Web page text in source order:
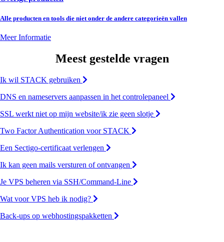
Alle producten en tools die niet onder de andere categorieën vallen
Meer Informatie
Meest gestelde vragen
Ik wil STACK gebruiken
DNS en nameservers aanpassen in het controlepaneel
SSL werkt niet op mijn website/ik zie geen slotje
Two Factor Authentication voor STACK
Een Sectigo-certificaat verlengen
Ik kan geen mails versturen of ontvangen
Je VPS beheren via SSH/Command-Line
Wat voor VPS heb ik nodig?
Back-ups op webhostingspakketten